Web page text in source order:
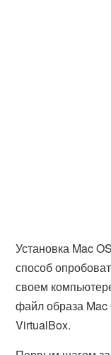
Установка Mac
способ
своем
файл образа Mac
VirtualBox.